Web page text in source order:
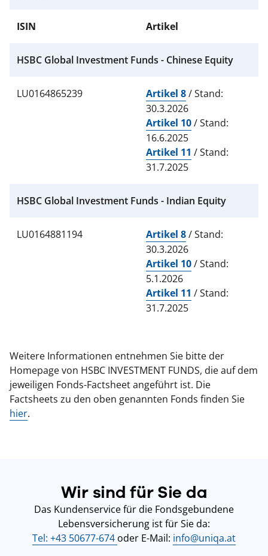
ISIN Artikel
HSBC Global Investment Funds - Chinese Equity
LU0164865239 Artikel 8/ Stand:
30.3.2026
Artikel 10/ Stand:
16.6.2025
Artikel 11 / Stand:
31.7.2025
HSBC Global Investment Funds - Indian Equity
LU0164881194 Artikel 8/ Stand:
30.3.2026
Artikel 10/ Stand:
5.1.2026
Artikel 11 / Stand:
31.7.2025
Weitere Informationen entnehmen Sie bitte der
Homepage von HSBC INVESTMENT FUNDS, die auf dem
jeweiligen Fonds-Factsheet angeführt ist. Die
Factsheets zu den oben genannten Fonds finden Sie
hier.
Wir sind für Sie da
Das Kundenservice für die Fondsgebundene
Lebensversicherung ist für Sie da:
Tel: +43 50677-674 oder E-Mail: info@uniqa.at